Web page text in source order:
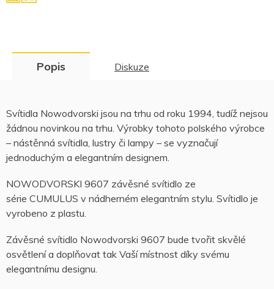
Popis Diskuze
Svítidla Nowodvorski jsou na trhu od roku 1994, tudíž nejsou
žádnou novinkou na trhu. Výrobky tohoto polského výrobce
– nástěnná svítidla, lustry či lampy – se vyznačují
jednoduchým a elegantním designem.
NOWODVORSKI 9607 závěsné svítidlo ze
série CUMULUS v nádherném elegantním stylu. Svítidlo je
vyrobeno z plastu.
Závěsné svítidlo Nowodvorski 9607 bude tvořit skvělé
osvětlení a doplňovat tak Vaší místnost díky svému
elegantnímu designu.